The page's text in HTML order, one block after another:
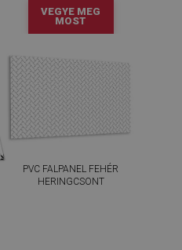
VEGYE MEG
MOST
PVC FALPANEL FEHÉR
HERINGCSONT